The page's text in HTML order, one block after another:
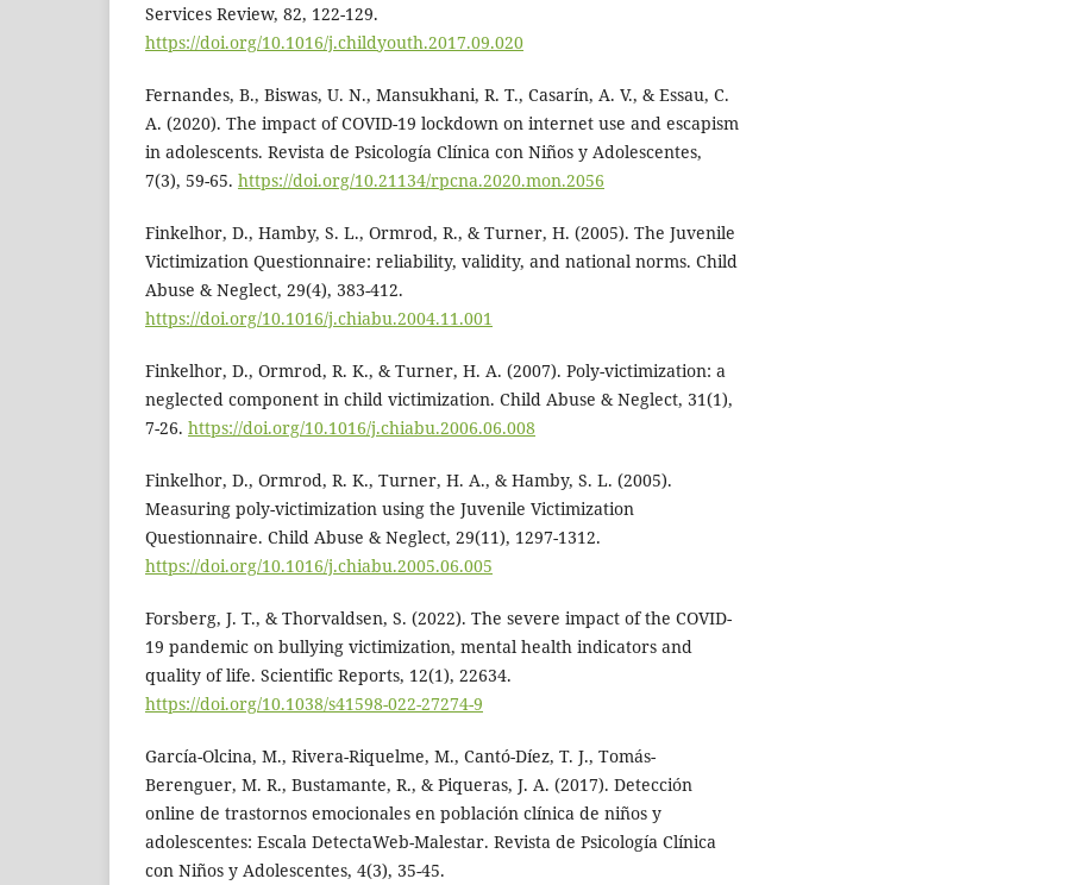
Services Review, 82, 122-129.
https://doi.org/10.1016/j.childyouth.2017.09.020
Fernandes, B., Biswas, U. N., Mansukhani, R. T., Casarín, A. V., & Essau, C.
A. (2020). The impact of COVID-19 lockdown on internet use and escapism
in adolescents. Revista de Psicología Clínica con Niños y Adolescentes,
7(3), 59-65. https://doi.org/10.21134/rpcna.2020.mon.2056
Finkelhor, D., Hamby, S. L., Ormrod, R., & Turner, H. (2005). The Juvenile
Victimization Questionnaire: reliability, validity, and national norms. Child
Abuse & Neglect, 29(4), 383-412.
https://doi.org/10.1016/j.chiabu.2004.11.001
Finkelhor, D., Ormrod, R. K., & Turner, H. A. (2007). Poly-victimization: a
neglected component in child victimization. Child Abuse & Neglect, 31(1),
7-26. https://doi.org/10.1016/j.chiabu.2006.06.008
Finkelhor, D., Ormrod, R. K., Turner, H. A., & Hamby, S. L. (2005).
Measuring poly-victimization using the Juvenile Victimization
Questionnaire. Child Abuse & Neglect, 29(11), 1297-1312.
https://doi.org/10.1016/j.chiabu.2005.06.005
Forsberg, J. T., & Thorvaldsen, S. (2022). The severe impact of the COVID-
19 pandemic on bullying victimization, mental health indicators and
quality of life. Scientific Reports, 12(1), 22634.
https://doi.org/10.1038/s41598-022-27274-9
García-Olcina, M., Rivera-Riquelme, M., Cantó-Díez, T. J., Tomás-
Berenguer, M. R., Bustamante, R., & Piqueras, J. A. (2017). Detección
online de trastornos emocionales en población clínica de niños y
adolescentes: Escala DetectaWeb-Malestar. Revista de Psicología Clínica
con Niños y Adolescentes, 4(3), 35-45.